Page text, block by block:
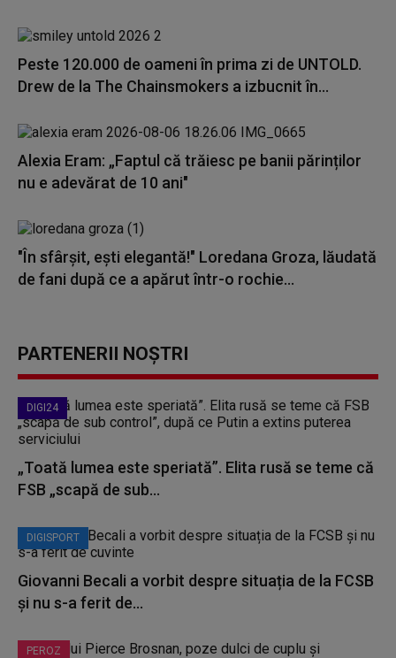
Peste 120.000 de oameni în prima zi de UNTOLD.
Drew de la The Chainsmokers a izbucnit în...
Alexia Eram: „Faptul că trăiesc pe banii părinților
nu e adevărat de 10 ani"
"În sfârșit, ești elegantă!" Loredana Groza, lăudată
de fani după ce a apărut într-o rochie...
PARTENERII NOȘTRI
DIGI24
„Toată lumea este speriată”. Elita rusă se teme că
FSB „scapă de sub...
DIGISPORT
Giovanni Becali a vorbit despre situația de la FCSB
și nu s-a ferit de...
PEROZ